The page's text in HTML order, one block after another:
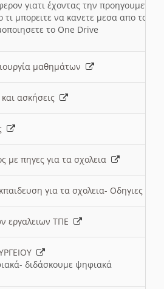
γιατι έχοντας την
τι μπορειτε να κανετε μεσα απο το
το One Drive
μαθημάτων
ασκήσεις
με πηγες για τα σχολεια
για τα σχολεια- Οδηγιες
εργαλειων ΤΠΕ
διδάσκουμε ψηφιακά